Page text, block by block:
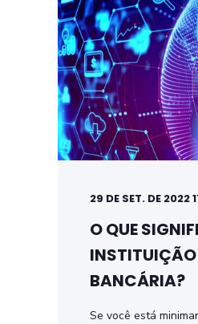
29 DE SET. DE 2022
O QUE
BANCÁRIA?
Se você está